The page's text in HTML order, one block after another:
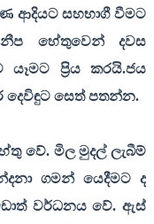
ආදියට සහභාගී වීමට
හේතුවෙන් දවස
ප්‍රිය කරයි.ජය
දෙවිඳුට සෙත් පතන්න.
වේ. මිල මුදල් ලැබීම්
ගමන් යෙදීමට ද
වර්ධනය වේ. ඇස්